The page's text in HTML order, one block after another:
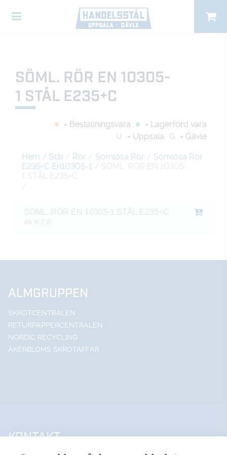
SÖML. RÖR EN 10305-
1 STÅL E235+C
= Beställningsvara
= Lagerförd vara
U
= Uppsala G = Gävle
Hem / Stål / Rör / Sömlösa Rör / Sömlösa Rör
E235+C En10305-1 / SÖML. RÖR EN 10305-
1 STÅL E235+C
/
SÖML. RÖR EN 10305-1 STÅL E235+C
46 X 2,0
ALMGRUPPEN
SKROTCENTRALEN
RETURPAPPERCENTRALEN
NORDIC RECYCLING
ÅKERBLOMS SKROTAFFÄR
KONTAKT